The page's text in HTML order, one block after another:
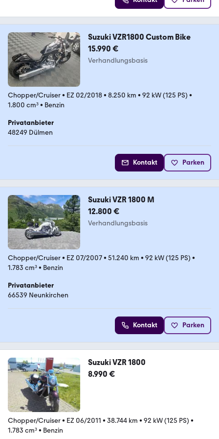
Suzuki VZR1800 Custom Bike
15.990 €
Verhandlungsbasis
Chopper/Cruiser• EZ 02/2018• 8.250 km • 92 kW (125 PS) •
1.800 cm³• Benzin
Privatanbieter
48249 Dülmen
Kontakt Parken
Suzuki VZR 1800 M
12.800 €
Verhandlungsbasis
Chopper/Cruiser• EZ 07/2007• 51.240 km • 92 kW (125 PS) •
1.783 cm³• Benzin
Privatanbieter
66539 Neunkirchen
Kontakt Parken
Suzuki VZR 1800
8.990 €
Chopper/Cruiser• EZ 06/2011 • 38.744 km • 92 kW (125 PS) •
1.783 cm³• Benzin